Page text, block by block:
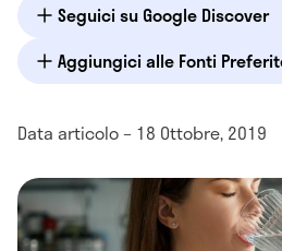
Seguici su Google Discover
Aggiungici alle Fonti
Data articolo – 18 Ottobre, 2019